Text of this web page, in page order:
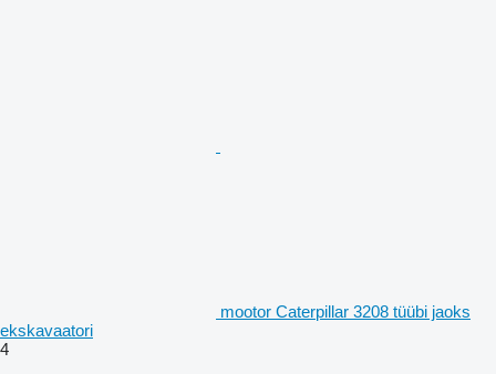
mootor Caterpillar 3208 tüübi jaoks
ekskavaatori
4